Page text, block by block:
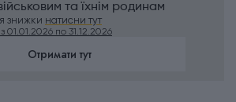
та їхнім родинам
знижки натисни тут
з 01.01.2026 по 31.12.2026
Отримати тут